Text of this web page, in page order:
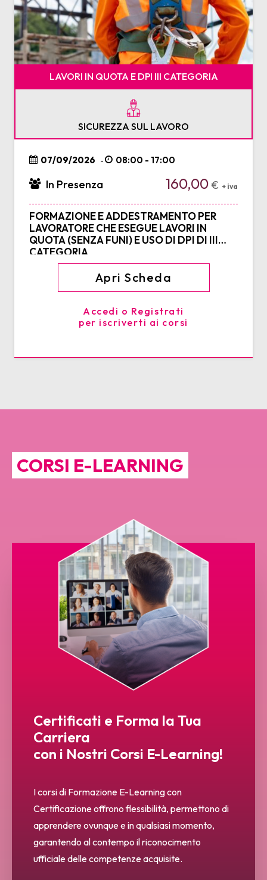
LAVORI IN QUOTA E DPI III CATEGORIA
SICUREZZA SUL LAVORO
07/09/2026 - 08:00 - 17:00
160,00€ + iva
In Presenza
FORMAZIONE E ADDESTRAMENTO PER
LAVORATORE CHE ESEGUE LAVORI IN
QUOTA (SENZA FUNI) E USO DI DPI DI III
CATEGORIA
Apri Scheda
Accedi o Registrati
per iscriverti ai corsi
CORSI E-LEARNING
Certificati e Forma la Tua
Carriera
con i Nostri Corsi E-Learning!
I corsi di Formazione E-Learning con
Certificazione offrono flessibilità, permettono di
apprendere ovunque e in qualsiasi momento,
garantendo al contempo il riconocimento
ufficiale delle competenze acquisite.